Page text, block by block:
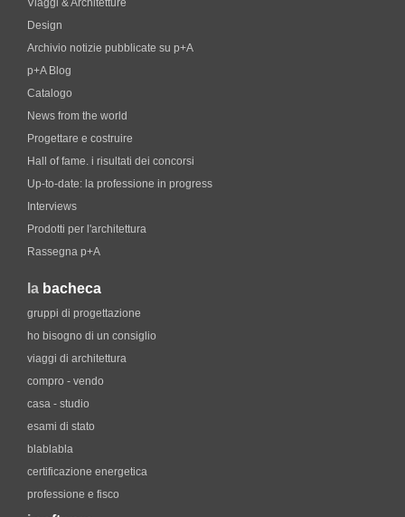
Viaggi & Architetture
Design
Archivio notizie pubblicate su p+A
p+A Blog
Catalogo
News from the world
Progettare e costruire
Hall of fame. i risultati dei concorsi
Up-to-date: la professione in progress
Interviews
Prodotti per l'architettura
Rassegna p+A
la bacheca
gruppi di progettazione
ho bisogno di un consiglio
viaggi di architettura
compro - vendo
casa - studio
esami di stato
blablabla
certificazione energetica
professione e fisco